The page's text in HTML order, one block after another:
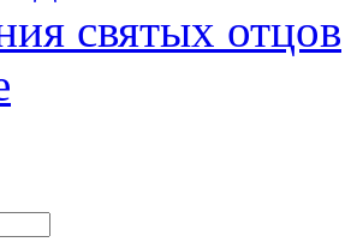
святых отцов